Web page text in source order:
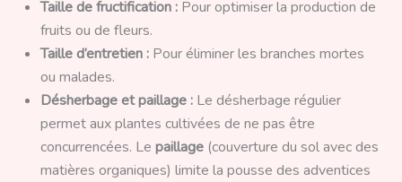
Taille de fructification :Pour optimiser la production de
fruits ou de fleurs.
Taille d’entretien :Pour éliminer les branches mortes
ou malades.
Désherbage et paillage :Le désherbage régulier
permet aux plantes cultivées de ne pas être
concurrencées. Le paillage(couverture du sol avec des
matières organiques) limite la pousse des adventices